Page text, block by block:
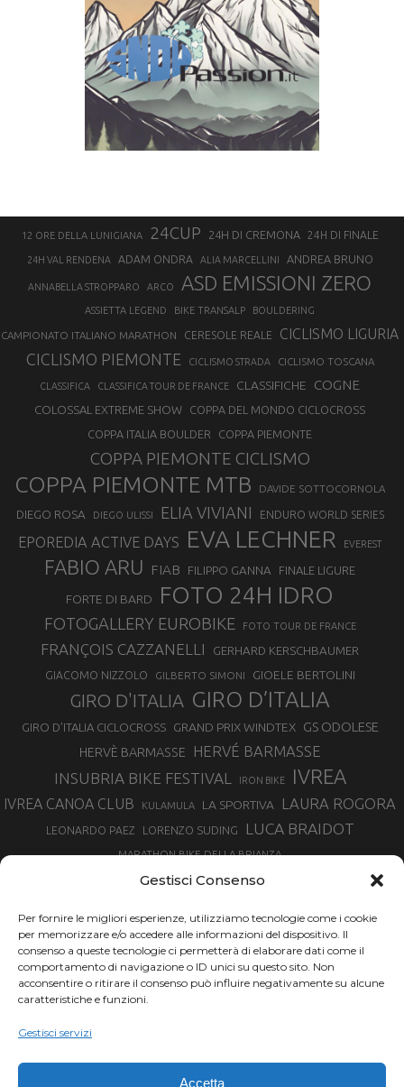
Gestisci Consenso
Per fornire le migliori esperienze, utilizziamo tecnologie come i cookie
per memorizzare e/o accedere alle informazioni del dispositivo. Il
consenso a queste tecnologie ci permetterà di elaborare dati come il
comportamento di navigazione o ID unici su questo sito. Non
acconsentire o ritirare il consenso può influire negativamente su alcune
caratteristiche e funzioni.
Gestisci servizi
Accetta
12 ORE DELLA LUNIGIANA 24CUP 24H DI CREMONA 24H DI FINALE
24H VAL RENDENA ADAM ONDRA ALIA MARCELLINI ANDREA BRUNO
ANNABELLA STROPPARO ARCO ASD EMISSIONI ZERO
ASSIETTA LEGEND BIKE TRANSALP BOULDERING
CAMPIONATO ITALIANO MARATHON CERESOLE REALE CICLISMO LIGURIA
CICLISMO PIEMONTE CICLISMO STRADA CICLISMO TOSCANA
CLASSIFICA CLASSIFICA TOUR DE FRANCE CLASSIFICHE COGNE
COLOSSAL EXTREME SHOW
COPPA DEL MONDO CICLOCROSS
COPPA ITALIA BOULDER
COPPA PIEMONTE
COPPA PIEMONTE CICLISMO
COPPA PIEMONTE MTB DAVIDE SOTTOCORNOLA
DIEGO ROSA DIEGO ULISSI ELIA VIVIANI ENDURO WORLD SERIES
EPOREDIA ACTIVE DAYS EVA LECHNER EVEREST
FABIO ARU FIAB FILIPPO GANNA FINALE LIGURE
FORTE DI BARD FOTO 24H IDRO
FOTOGALLERY EUROBIKE FOTO TOUR DE FRANCE
FRANÇOIS CAZZANELLI GERHARD KERSCHBAUMER
GIACOMO NIZZOLO GILBERTO SIMONI GIOELE BERTOLINI
GIRO D'ITALIA GIRO D’ITALIA
GIRO D’ITALIA CICLOCROSS GRAND PRIX WINDTEX GS ODOLESE
HERVÈ BARMASSE
HERVÉ BARMASSE
INSUBRIA BIKE FESTIVAL
IRON BIKE IVREA
IVREA CANOA CLUB KULAMULA LA SPORTIVA LAURA ROGORA
LEONARDO PAEZ LORENZO SUDING LUCA BRAIDOT
MARATHON BIKE DELLA BRIANZA
MARCO AURELIO FONTANA
MARTINO FRUET MATHIEU VAN DER POEL MATTEO TRENTIN MIKE FELDERER
MIRKO CELESTINO NIBALI
NINO SCHURTER
PARCO NAZIONALE GRAN PARADISO
PROMENADO BIKE
SIMONE MORO